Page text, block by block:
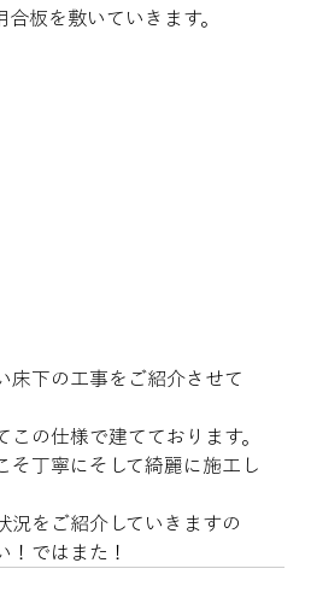
板を敷いていきます。
床下の工事をご紹介させて
この仕様で建てております。
そ丁寧にそして綺麗に施工し
況をご紹介していきますの
！ではまた！